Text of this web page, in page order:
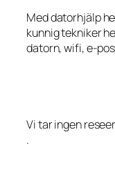
Med datorhjälp
kunnig tekniker
datorn, wifi, e-
Vi tar ingen
.